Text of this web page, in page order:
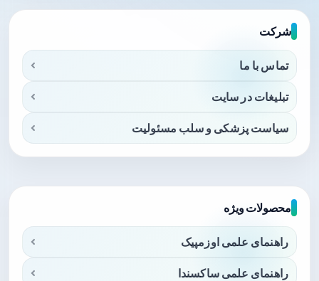
شرکت
تماس با ما
تبلیغات در سایت
سیاست پزشکی و سلب مسئولیت
محصولات ویژه
راهنمای علمی اوزمپیک
راهنمای علمی ساکسندا